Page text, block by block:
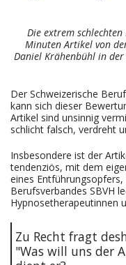
Die extrem
Minuten Artikel von
Daniel Krähenbühl in
Der Schweizerische
kann sich dieser
Artikel sind unsinnig
schlicht falsch, verdreht
Insbesondere ist der
tendenziös, mit dem
eines
Berufsverbandes SBVH
Hypnosetherapeutinnen
Zu Recht fragt
"Was will uns der